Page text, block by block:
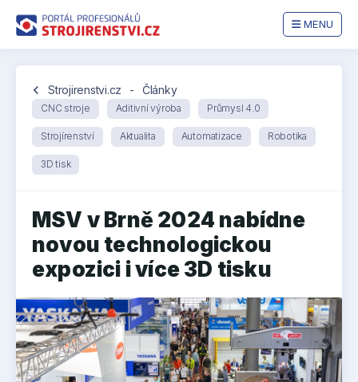
MENU
chevron_left Strojirenstvi.cz - Články
CNC stroje Aditivní výroba Průmysl 4.0
Strojírenství Aktualita Automatizace Robotika
3D tisk
MSV v Brně 2024 nabídne
novou technologickou
expozici i více 3D tisku